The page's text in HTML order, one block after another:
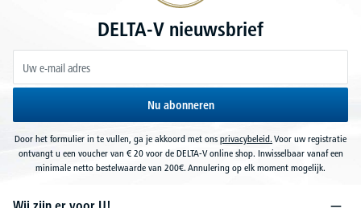
DELTA-V nieuwsbrief
Nu abonneren
Door het formulier in te vullen, ga je akkoord met ons privacybeleid. Voor uw registratie
ontvangt u een voucher van € 20 voor de DELTA-V online shop. Inwisselbaar vanaf een
minimale netto bestelwaarde van 200€. Annulering op elk moment mogelijk.